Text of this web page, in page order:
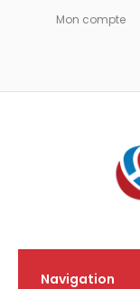
Mon compte
Navigation